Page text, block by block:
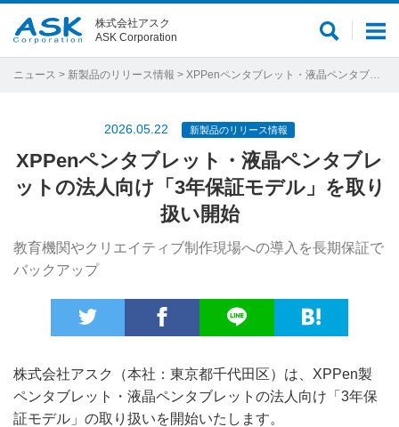
メ
ュ
サ
ト
株式会社アスク
ASK Corporation
ニュース > 新製品のリリース情報 > XPPenペンタブレット・液晶ペンタブレットの法人向け「3年保証モデル」を取り扱い開始
2026.05.22 新製品のリリース情報
XPPenペンタブレット・液晶ペンタブレ
ットの法人向け「3年保証モデル」を取り
扱い開始
教育機関やクリエイティブ制作現場への導入を長期保証で
バックアップ
株式会社アスク（本社：東京都千代田区）は、XPPen製
ペンタブレット・液晶ペンタブレットの法人向け「3年保
証モデル」の取り扱いを開始いたします。